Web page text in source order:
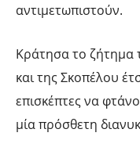
αντιμετωπιστούν.
Κράτησα το ζήτημα
και της Σκοπέλου
επισκέπτες να
μία πρόσθετη